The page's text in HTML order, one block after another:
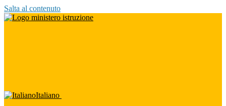
Salta al contenuto
Italiano